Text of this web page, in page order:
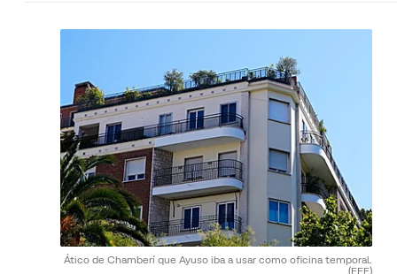
Ático de Chamberí que Ayuso iba a usar como oficina temporal.
(EFE)